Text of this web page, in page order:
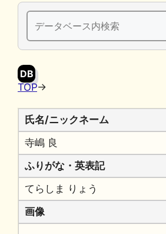
e
b
o
s
k
y
n
a
検
索:
DB
TOP→
氏名/ニックネーム
寺嶋 良
ふりがな・英表記
てらしま りょう
画像